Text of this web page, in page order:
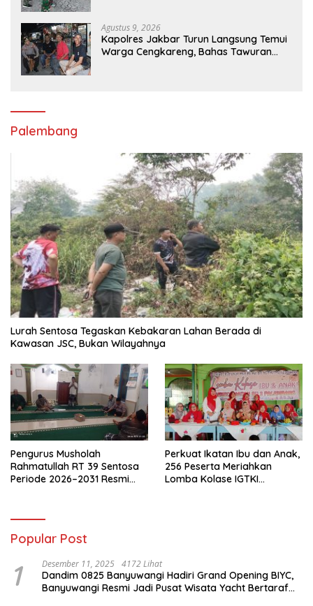
Agustus 9, 2026
Kapolres Jakbar Turun Langsung Temui
Warga Cengkareng, Bahas Tawuran
Palembang
Lurah Sentosa Tegaskan Kebakaran Lahan Berada di
Kawasan JSC, Bukan Wilayahnya
Pengurus Musholah
Rahmatullah RT 39 Sentosa
Periode 2026–2031 Resmi
Perkuat Ikatan Ibu dan Anak,
256 Peserta Meriahkan
Lomba Kolase IGTKI
Popular Post
1 Desember 11, 2025 4172 Lihat
Dandim 0825 Banyuwangi Hadiri Grand Opening BIYC,
Banyuwangi Resmi Jadi Pusat Wisata Yacht Bertaraf